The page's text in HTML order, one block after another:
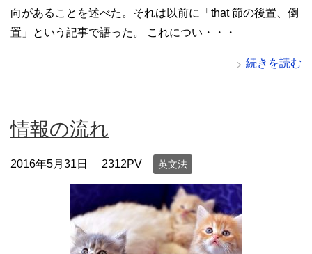
向があることを述べた。それは以前に「that 節の後置、倒
置」という記事で語った。 これについ・・・
続きを読む
情報の流れ
2016年5月31日 2312PV 英文法